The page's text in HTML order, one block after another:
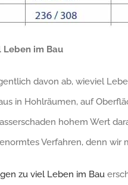
Leben im Bau
davon ab, wieviel
in Hohlräumen, auf
hohem Wert
Verfahren, denn wir
zu viel Leben im Bau